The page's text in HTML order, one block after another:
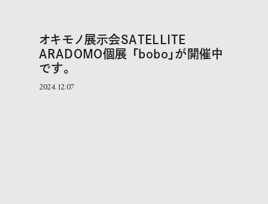
オキモノ展示会SATELLITE
ARADOMO個展 「bobo」が開催中
です。
2024.12.07